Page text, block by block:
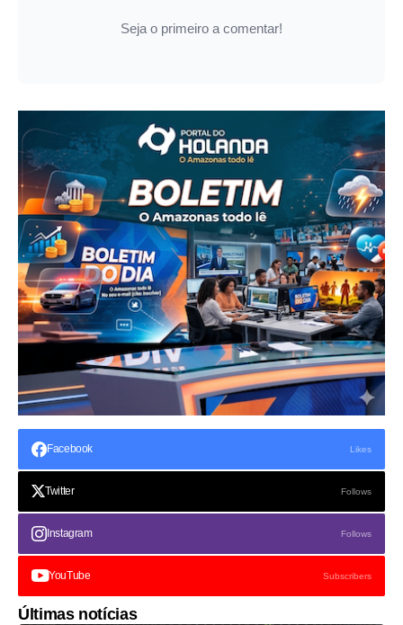
Seja o primeiro a comentar!
Facebook Likes
Twitter Follows
Instagram Follows
YouTube Subscribers
Últimas notícias